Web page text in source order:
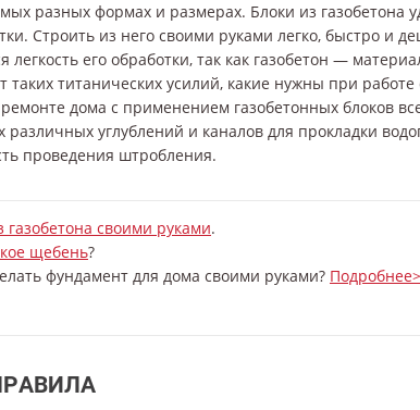
разных формах и размерах. Блоки из газобетона
Строить из него своими руками легко, быстро и
легкость его обработки, так как газобетон —
таких титанических усилий, какие нужны при
дома с применением газобетонных блоков
различных углублений и каналов для прокладки
проведения штробления.
газобетона своими руками.
щебень?
фундамент для дома своими руками?